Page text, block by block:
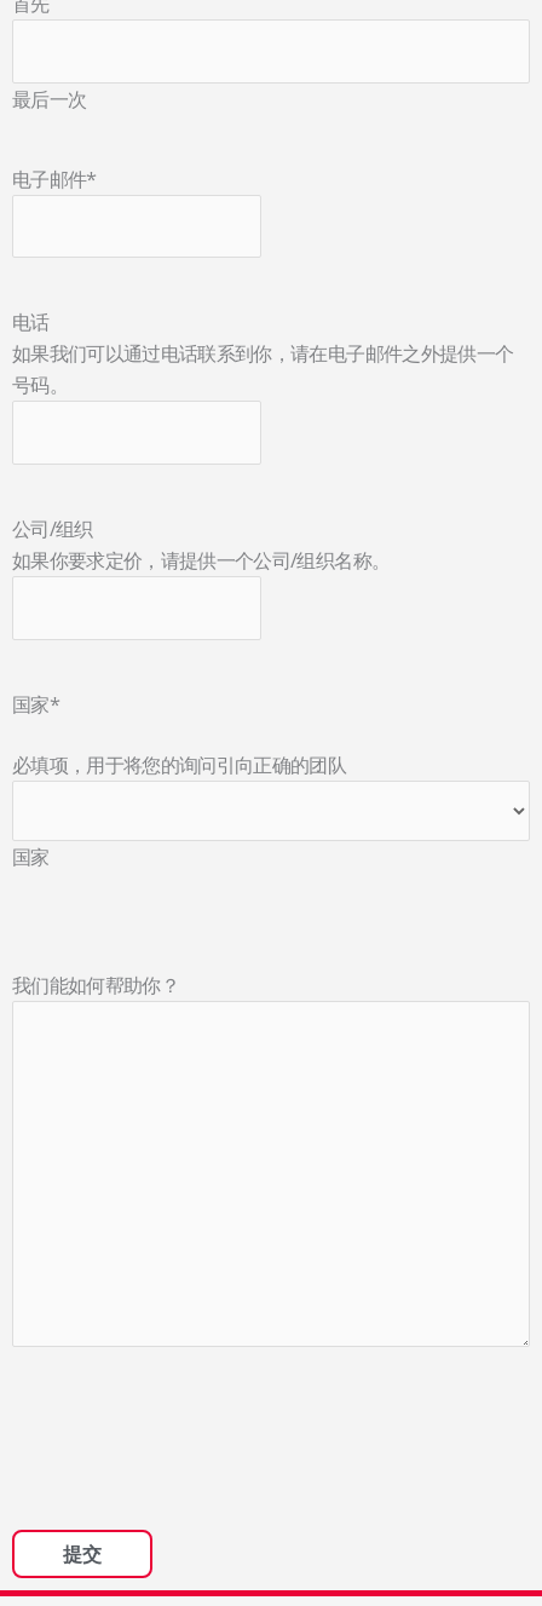
最后一次
电子邮件*
电话
如果我们可以通过电话联系到你，请在电子邮件之外提供一个
号码。
公司/组织
如果你要求定价，请提供一个公司/组织名称。
国家*
必填项，用于将您的询问引向正确的团队
国家
我们能如何帮助你？